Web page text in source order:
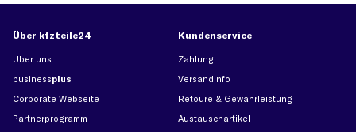
Über kfzteile24
Über uns
businessplus
Corporate Webseite
Partnerprogramm
Kundenservice
Zahlung
Versandinfo
Retoure & Gewährleistung
Austauschartikel